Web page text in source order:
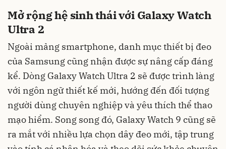
Mở rộng hệ sinh thái với Galaxy Watch
Ultra 2
Ngoài mảng smartphone, danh mục thiết bị đeo
của Samsung cũng nhận được sự nâng cấp đáng
kể. Dòng Galaxy Watch Ultra 2 sẽ được trình làng
với ngôn ngữ thiết kế mới, hướng đến đối tượng
người dùng chuyên nghiệp và yêu thích thể thao
mạo hiểm. Song song đó, Galaxy Watch 9 cũng sẽ
ra mắt với nhiều lựa chọn dây đeo mới, tập trung